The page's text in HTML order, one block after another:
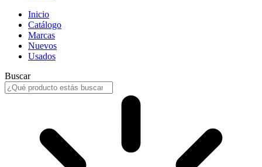
Inicio
Catálogo
Marcas
Nuevos
Usados
Buscar